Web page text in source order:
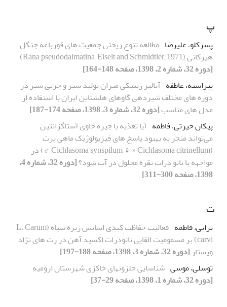
پ
پسرکلو، علیرضا مطالعه تنوع ریختی جمعیت های قورباغه جنگل
هیرکانی (Rana pseudodalmatina, Eiselt and Schmidtler, 1971)
[دوره 32، شماره 2، 1398، صفحه 148-164]
پیراسته، عاطفه آنالیز ژنتیکی میزان تولید شیر و چربی شیر در
دوره های مختلف شیردهی گاوهای هلشتاین ایران با استفاده از
مدل های مناسب[دوره 32، شماره 3، 1398، صفحه 174-187]
پیکان حیرتی، فاطمه آیا تغذیه با جیره حاوی آستاگزانتین
می‌تواند منجر به بهبود پاسخ های فیزیولوژیک ماهی پرت
(Cichlasoma synspilum ♀ × Cichlasoma citrinellum ♂) در
مواجهه با نانو ذرات نقره محلول در آب شود؟
[دوره 32، شماره 4،
1398، صفحه 300-311]
ت
ترابی، فاطمه
فعالیت حفاظت کبدی اسانس زیره سیاه (L. Carum
carvi) بر مسمومیت القایی نانوذرات اکسید آهن در رت های نژاد
ویستار [دوره 32، شماره 3، 1398، صفحه 188-197]
توسلی، موسی شناسایی حلزونهای خاکزی شهرستان ارومیه
[دوره 32، شماره 1، 1398، صفحه 29-37]